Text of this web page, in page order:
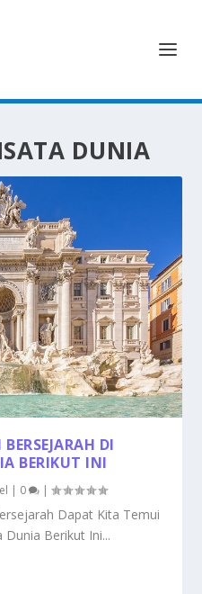
DUNIA
DI
BERIKUT INI
| 0 |
Dapat Kita Temui
Berikut Ini...